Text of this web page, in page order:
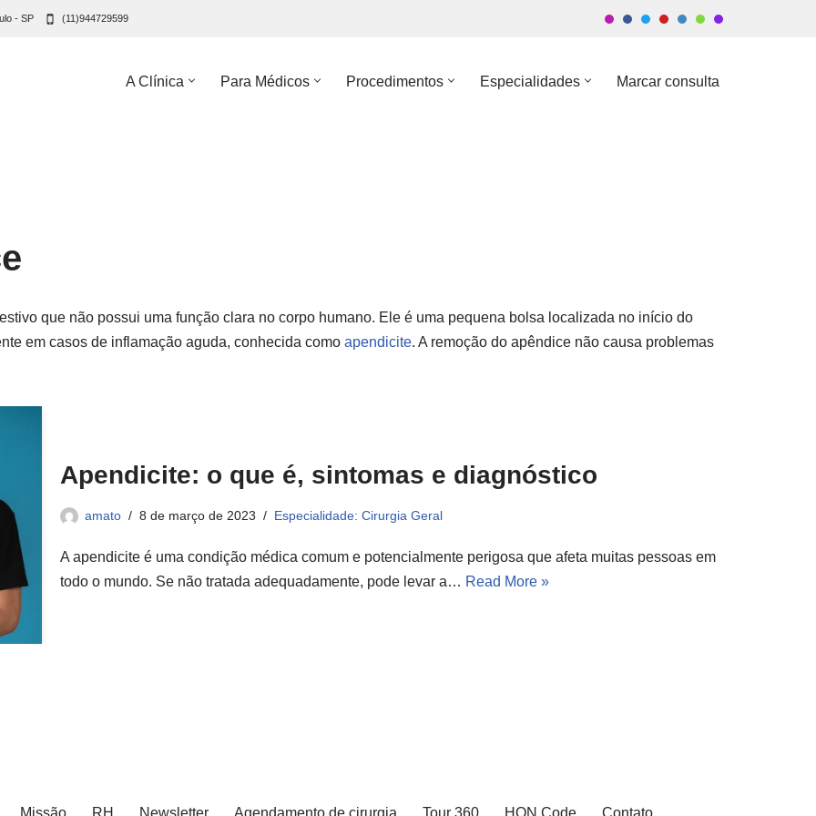
- SP (11)944729599
A Clínica Para Médicos Procedimentos Especialidades Marcar consulta
que não possui uma função clara no corpo humano. Ele é uma pequena bolsa localizada no início do
em casos de inflamação aguda, conhecida como apendicite. A remoção do apêndice não causa problemas
Apendicite: o que é, sintomas e diagnóstico
amato 8 de março de 2023 Especialidade: Cirurgia Geral
A apendicite é uma condição médica comum e potencialmente perigosa que afeta muitas pessoas em
todo o mundo. Se não tratada adequadamente, pode levar a… Read More »